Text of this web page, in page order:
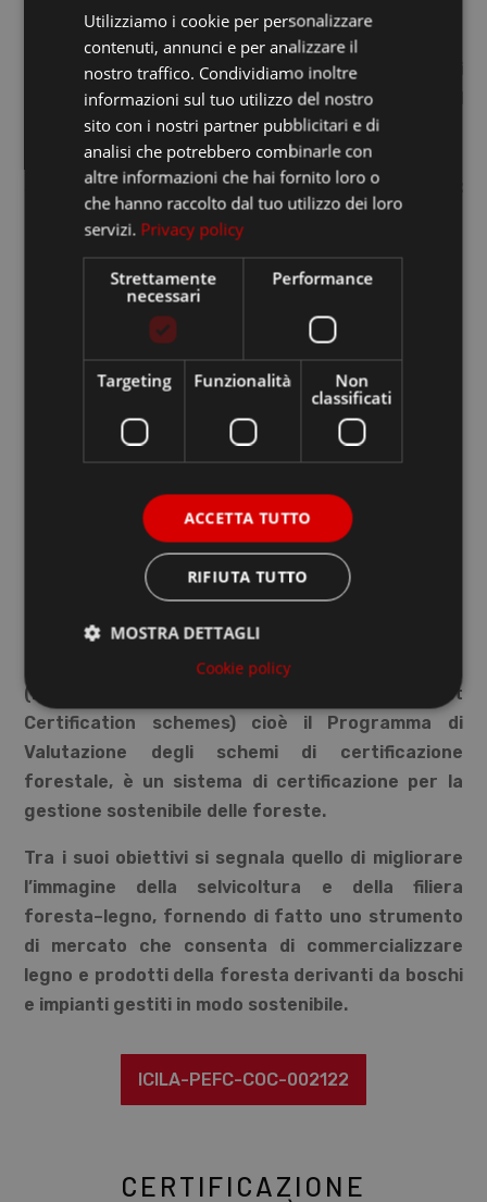
La certificazione ha come scopo la corretta
gestione forestale e la tracciabilità dei prodotti
derivati. Il logo di FSC® garantisce che il
prodotto è stato realizzato con materie prime
derivanti da foreste correttamente gestite
secondo i principi dei due principali standard:
gestione forestale e catena di custodia.
Tutti i prodotti possono essere certificati.
ICILA-COC-002121
(Programme for Endorsement of Forest
Certification schemes) cioè il Programma di
Valutazione degli schemi di certificazione
forestale, è un sistema di certificazione per la
gestione sostenibile delle foreste.
Tra i suoi obiettivi si segnala quello di migliorare
l’immagine della selvicoltura e della filiera
foresta–legno, fornendo di fatto uno strumento
di mercato che consenta di commercializzare
legno e prodotti della foresta derivanti da boschi
e impianti gestiti in modo sostenibile.
ICILA-PEFC-COC-002122
CERTIFICAZIONE
FRANCESE
Utilizziamo i cookie per personalizzare
contenuti, annunci e per analizzare il
nostro traffico. Condividiamo inoltre
informazioni sul tuo utilizzo del nostro
sito con i nostri partner pubblicitari e di
analisi che potrebbero combinarle con
altre informazioni che hai fornito loro o
che hanno raccolto dal tuo utilizzo dei loro
servizi. Privacy policy
Strettamente
necessari
Performance
Targeting Funzionalità
Non
classificati
ACCETTA TUTTO
RIFIUTA TUTTO
MOSTRA DETTAGLI
Cookie policy